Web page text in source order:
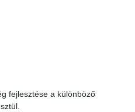
fejlesztése a különböző